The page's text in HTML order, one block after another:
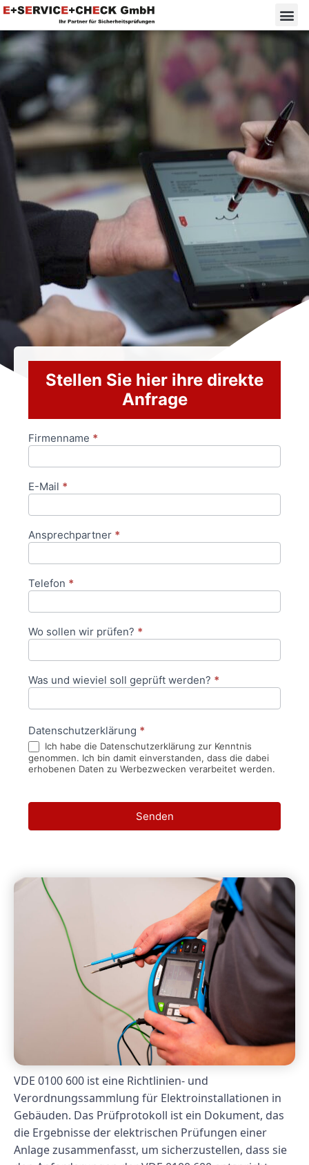
Stellen Sie hier ihre direkte
Anfrage
Anfrageformular
Firmenname *
E-Mail *
Ansprechpartner *
Telefon *
Wo sollen wir prüfen? *
Was und wieviel soll geprüft werden? *
Datenschutzerklärung *
Ich habe die Datenschutzerklärung zur Kenntnis
genommen. Ich bin damit einverstanden, dass die dabei
erhobenen Daten zu Werbezwecken verarbeitet werden.
Senden
VDE 0100 600 ist eine Richtlinien- und
Verordnungssammlung für Elektroinstallationen in
Gebäuden. Das Prüfprotokoll ist ein Dokument, das
die Ergebnisse der elektrischen Prüfungen einer
Anlage zusammenfasst, um sicherzustellen, dass sie